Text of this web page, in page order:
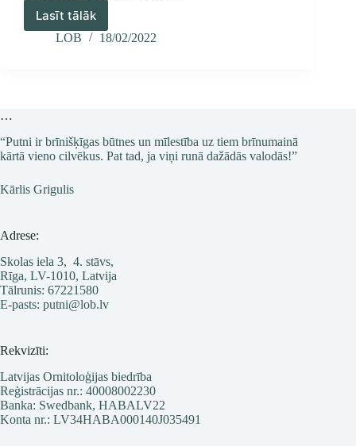
Lasīt tālāk
LOB
biedru
LOB 18/02/2022
…
“Putni ir brīnišķīgas būtnes un mīlestība uz tiem brīnumainā
kārtā vieno cilvēkus. Pat tad, ja viņi runā dažādās valodās!”
Kārlis Grigulis
Adrese:
Skolas iela 3, 4. stāvs,
Rīga, LV-1010, Latvija
Tālrunis: 67221580
E-pasts: putni@lob.lv
Rekvizīti:
Latvijas Ornitoloģijas biedrība
Reģistrācijas nr.: 40008002230
Banka: Swedbank, HABALV22
Konta nr.: LV34HABA000140J035491